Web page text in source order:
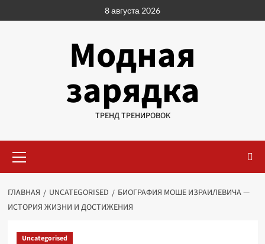
к
8 августа 2026
Модная
зарядка
ТРЕНД ТРЕНИРОВОК
меню
ГЛАВНАЯ UNCATEGORISED
БИОГРАФИЯ МОШЕ ИЗРАИЛЕВИЧА —
ИСТОРИЯ ЖИЗНИ И ДОСТИЖЕНИЯ
Uncategorised